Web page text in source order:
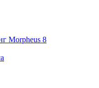
Morpheus 8